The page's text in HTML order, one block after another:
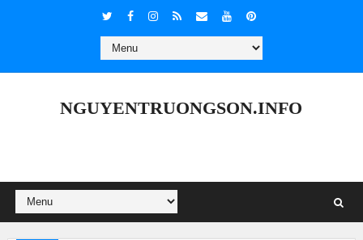
NGUYENTRUONGSON.INFO